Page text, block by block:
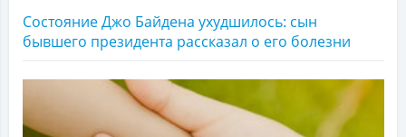
Состояние Джо Байдена ухудшилось: сын
бывшего президента рассказал о его болезни